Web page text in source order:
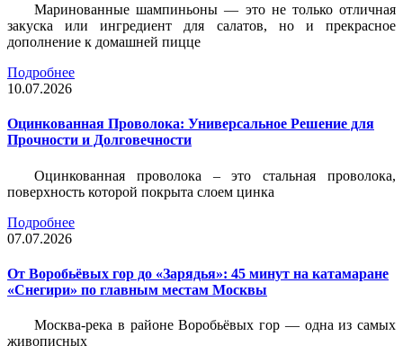
Маринованные шампиньоны — это не только отличная
закуска или ингредиент для салатов, но и прекрасное
дополнение к домашней пицце
Подробнее
10.07.2026
Оцинкованная Проволока: Универсальное Решение для
Прочности и Долговечности
Оцинкованная проволока – это стальная проволока,
поверхность которой покрыта слоем цинка
Подробнее
07.07.2026
От Воробьёвых гор до «Зарядья»: 45 минут на катамаране
«Снегири» по главным местам Москвы
Москва-река в районе Воробьёвых гор — одна из самых
живописных